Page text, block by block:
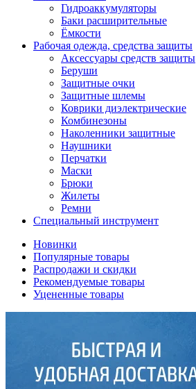
Гидроаккумуляторы
Баки расширительные
Ёмкости
Рабочая одежда, средства защиты
Аксессуары средств защиты
Беруши
Защитные очки
Защитные шлемы
Коврики диэлектрические
Комбинезоны
Наколенники защитные
Наушники
Перчатки
Маски
Брюки
Жилеты
Ремни
Специальный инструмент
Новинки
Популярные товары
Распродажи и скидки
Рекомендуемые товары
Уцененные товары